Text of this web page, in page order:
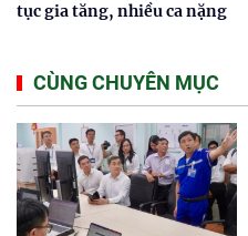
tục gia tăng, nhiều ca nặng
CÙNG CHUYÊN MỤC